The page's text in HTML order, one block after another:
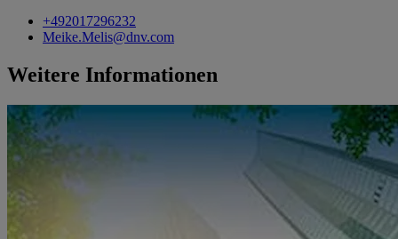
+492017296232
Meike.Melis@dnv.com
Weitere Informationen